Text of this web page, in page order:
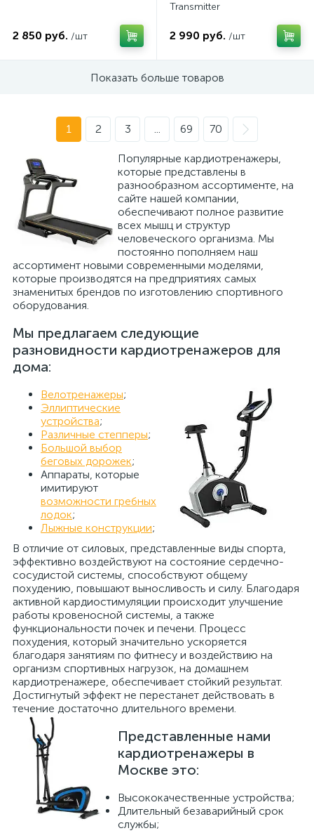
2 850 руб. /шт
Transmitter
2 990 руб. /шт
Показать больше товаров
1 2 3 ... 69 70
Популярные кардиотренажеры,
которые представлены в
разнообразном ассортименте, на
сайте нашей компании,
обеспечивают полное развитие
всех мышц и структур
человеческого организма. Мы
постоянно пополняем наш
ассортимент новыми современными моделями,
которые производятся на предприятиях самых
знаменитых брендов по изготовлению спортивного
оборудования.
Мы предлагаем следующие
разновидности кардиотренажеров для
дома:
Велотренажеры;
Эллиптические
устройства;
Различные степперы;
Большой выбор
беговых дорожек;
Аппараты, которые
имитируют
возможности гребных
лодок;
Лыжные конструкции;
В отличие от силовых, представленные виды спорта,
эффективно воздействуют на состояние сердечно-
сосудистой системы, способствуют общему
похудению, повышают выносливость и силу. Благодаря
активной кардиостимуляции происходит улучшение
работы кровеносной системы, а также
функциональности почек и печени. Процесс
похудения, который значительно ускоряется
благодаря занятиям по фитнесу и воздействию на
организм спортивных нагрузок, на домашнем
кардиотренажере, обеспечивает стойкий результат.
Достигнутый эффект не перестанет действовать в
течение достаточно длительного времени.
Представленные нами
кардиотренажеры в
Москве это:
Высококачественные устройства;
Длительный безаварийный срок
службы;